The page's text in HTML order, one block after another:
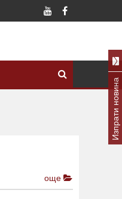
още
Изпрати новина